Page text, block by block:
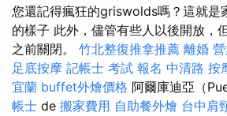
您還記得瘋狂的griswolds嗎？這就是
的樣子 此外，儘管有些人以後開放，
之前關閉。 竹北整復推拿推薦 離婚
足底按摩 記帳士 考試 報名 中清路 按
宜蘭 buffet外燴價格 阿爾庫迪亞（
帳士 de 搬家費用 自助餐外燴 台中肩